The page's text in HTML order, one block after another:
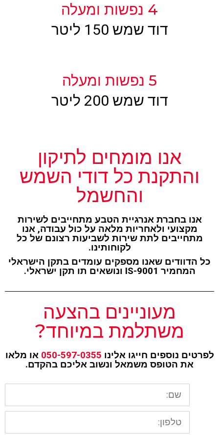
4 נפשות ומעלה
דוד שמש 150 ליטר
5 נפשות ומעלה
דוד שמש 200 ליטר
אנו מומחים לתיקון
והתקנת כל דודי השמש
והחשמל
אנו בחברת אנרגיית הטבע מתחייבים לשירות
מקצועי ולאחריות מלאה על כול עבודה, אנו
מתחייבים לתת שירות לשביעות רצונם של כל
לקוחותינו.
כל הדוודים שאנו מספקים עומדים בתקן הישראלי
המחמיר IS-9001 ונושאים תו תקן ישראלי.
מעוניינים בהצעה
משתלמת במיוחד?
לפרטים נוספים חייגו אלינו 050-597-0355 או מלאו
את הטופס משמאל ונשוב אליכם בהקדם.
שם
טלפון